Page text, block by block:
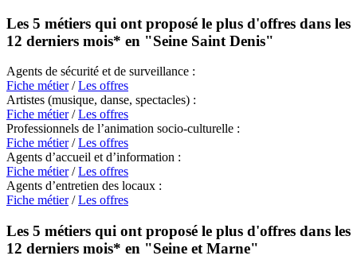
Les 5 métiers qui ont proposé le plus d'offres dans les
12 derniers mois* en "Seine Saint Denis"
Agents de sécurité et de surveillance :
Fiche métier/Les offres
Artistes (musique, danse, spectacles) :
Fiche métier/Les offres
Professionnels de l’animation socio-culturelle :
Fiche métier/Les offres
Agents d’accueil et d’information :
Fiche métier/Les offres
Agents d’entretien des locaux :
Fiche métier/Les offres
Les 5 métiers qui ont proposé le plus d'offres dans les
12 derniers mois* en "Seine et Marne"